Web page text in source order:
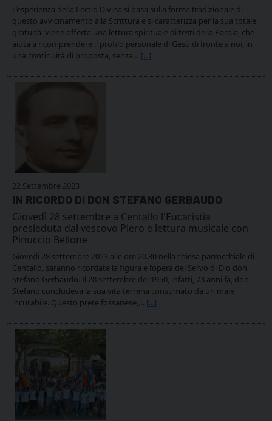
L’esperienza della Lectio Divina si basa sulla forma tradizionale di
questo avvicinamento alla Scrittura e si caratterizza per la sua totale
gratuità: viene offerta una lettura spirituale di testi della Parola, che
aiuta a ricomprendere il profilo personale di Gesù di fronte a noi, in
una continuità di proposta, senza… [...]
22 Settembre 2023
IN RICORDO DI DON STEFANO GERBAUDO
Giovedì 28 settembre a Centallo l'Eucaristia
presieduta dal vescovo Piero e lettura musicale con
Pinuccio Bellone
Giovedì 28 settembre 2023 alle ore 20.30 nella chiesa parrocchiale di
Centallo, saranno ricordate la figura e l’opera del Servo di Dio don
Stefano Gerbaudo. Il 28 settembre del 1950, infatti, 73 anni fa, don
Stefano concludeva la sua vita terrena consumato da un male
incurabile. Questo prete fossanese,… [...]